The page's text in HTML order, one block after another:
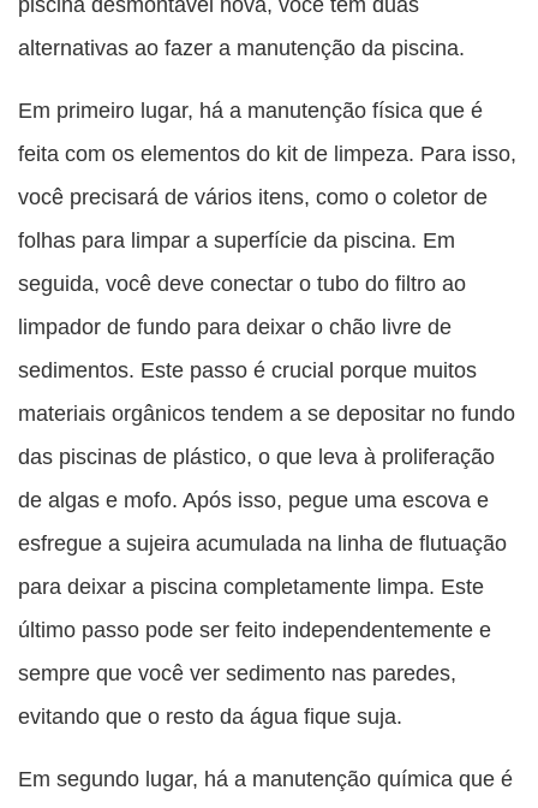
alternativas ao fazer a manutenção da piscina.
Em primeiro lugar, há a manutenção física que é
feita com os elementos do kit de limpeza. Para isso,
você precisará de vários itens, como o coletor de
folhas para limpar a superfície da piscina. Em
seguida, você deve conectar o tubo do filtro ao
limpador de fundo para deixar o chão livre de
sedimentos. Este passo é crucial porque muitos
materiais orgânicos tendem a se depositar no fundo
das piscinas de plástico, o que leva à proliferação
de algas e mofo. Após isso, pegue uma escova e
esfregue a sujeira acumulada na linha de flutuação
para deixar a piscina completamente limpa. Este
último passo pode ser feito independentemente e
sempre que você ver sedimento nas paredes,
evitando que o resto da água fique suja.
Em segundo lugar, há a manutenção química que é